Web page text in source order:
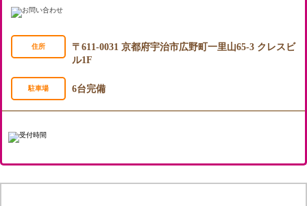
住所
〒611-0031 京都府宇治市広野町一里山65-3 クレスビ
ル1F
駐車場 6台完備